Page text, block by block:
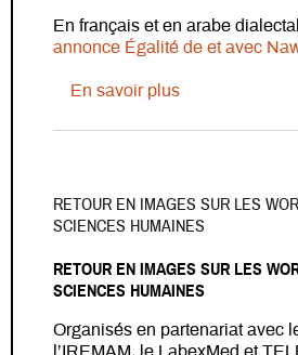
En français et en arabe
annonce Égalité de et avec
En savoir plussur Égalité :
RETOUR EN IMAGES SUR LES
SCIENCES HUMAINES
RETOUR EN IMAGES SUR LES
SCIENCES HUMAINES
Organisés en partenariat avec